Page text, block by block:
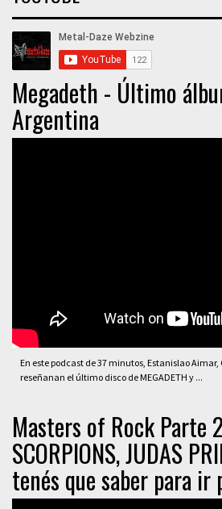
Megadeth - Último
Argentina
En este podcast de 37 minutos, Estanislao Aimar,
reseñanan el último disco de MEGADETH y ...
Masters of Rock Parte
SCORPIONS, JUDAS
tenés que saber para ir